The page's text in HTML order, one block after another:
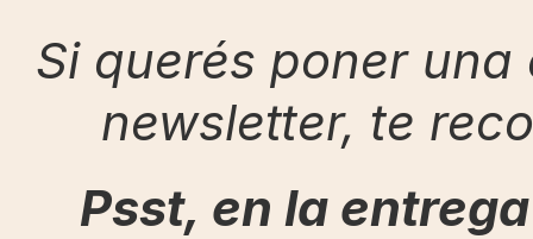
Si querés poner
newsletter, te
Psst, en la